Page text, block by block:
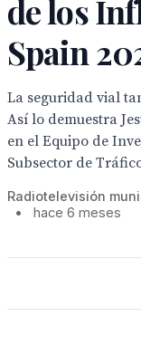
de los
Spain
La seguridad vial
Así lo demuestra
en el Equipo de
Subsector de
Radiotelevisión
•
hace 6 meses